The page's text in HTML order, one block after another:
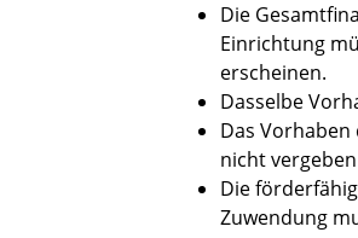
Die
Einrichtung
erscheinen.
Dasselbe
Das
nicht
Die
Zuwendung